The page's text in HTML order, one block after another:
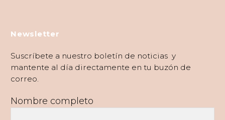
Newsletter
Suscríbete a nuestro boletín de noticias y
mantente al día directamente en tu buzón de
correo.
Nombre completo